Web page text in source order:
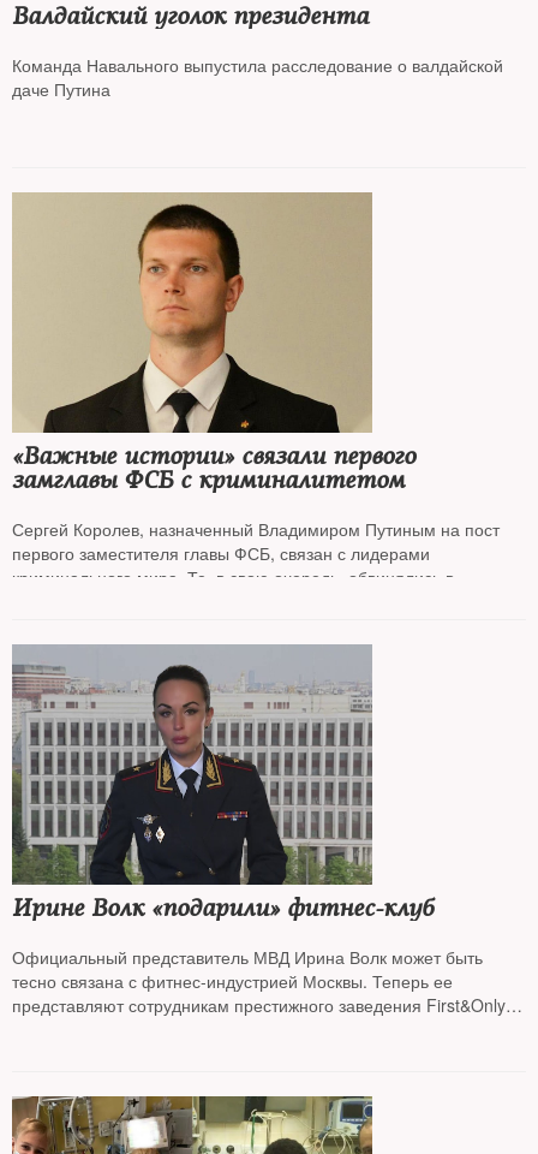
Валдайский уголок президента
Команда Навального выпустила расследование о валдайской
даче Путина
«Важные истории» связали первого
замглавы ФСБ с криминалитетом
Сергей Королев, назначенный Владимиром Путиным на пост
первого заместителя главы ФСБ, связан с лидерами
криминального мира. Те, в свою очередь, обвинялись в
Ирине Волк «подарили» фитнес-клуб
Официальный представитель МВД Ирина Волк может быть
тесно связана с фитнес-индустрией Москвы. Теперь ее
представляют сотрудникам престижного заведения First&Only